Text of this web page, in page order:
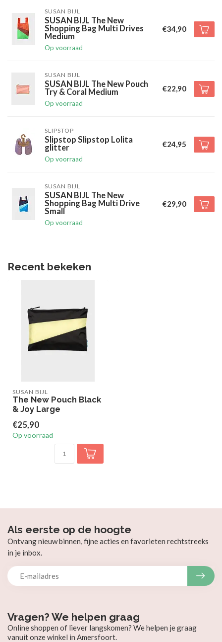
SUSAN BIJL
SUSAN BIJL The New
Shopping Bag Multi Drives
Medium
Op voorraad
€34,90
SUSAN BIJL
SUSAN BIJL The New Pouch
Try & Coral Medium
Op voorraad
€22,90
SLIPSTOP
Slipstop Slipstop Lolita
glitter
Op voorraad
€24,95
SUSAN BIJL
SUSAN BIJL The New
Shopping Bag Multi Drive
Small
Op voorraad
€29,90
Recent bekeken
SUSAN BIJL
The New Pouch Black
& Joy Large
€25,90
Op voorraad
Vragen? We helpen graag
Online shoppen of liever langskomen? We helpen je graag
vanuit onze winkel in Amersfoort.
Als eerste op de hoogte
Ontvang nieuw binnen, fijne acties en favorieten rechtstreeks
in je inbox.